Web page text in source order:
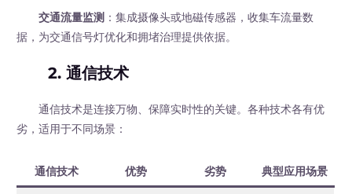
交通流量监测 ：集成摄像头或地磁传感器，收集车流量数
据，为交通信号灯优化和拥堵治理提供依据。
2. 通信技术
通信技术是连接万物、保障实时性的关键。各种技术各有优
劣，适用于不同场景：
通信技术 优势 劣势 典型应用场景